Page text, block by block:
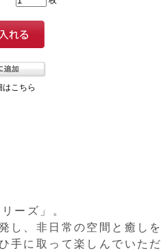
こちら
ーズ」。
し、非日常の空間と癒しを
手に取って楽しんでいただ